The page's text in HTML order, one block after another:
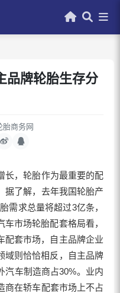
品牌轮胎生存分
胎商务网
，轮胎作为最重要的配
据了解，去年我国轮胎产
需求总量将超过3亿条，
市场轮胎配套格局看，
配套市场，自主品牌企业
域则恰恰相反，自主品牌
汽车制造商占30%。业内
商在轿车配套市场上不占